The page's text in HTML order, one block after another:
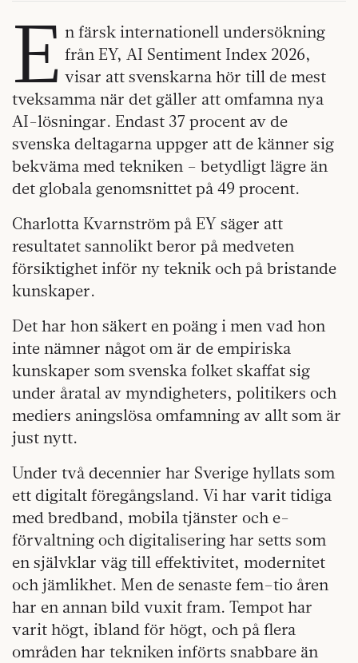
E n färsk internationell undersökning
från EY, AI Sentiment Index 2026,
visar att svenskarna hör till de mest
tveksamma när det gäller att omfamna nya
AI-lösningar. Endast 37 procent av de
svenska deltagarna uppger att de känner sig
bekväma med tekniken – betydligt lägre än
det globala genomsnittet på 49 procent.
Charlotta Kvarnström på EY säger att
resultatet sannolikt beror på medveten
försiktighet inför ny teknik och på bristande
kunskaper.
Det har hon säkert en poäng i men vad hon
inte nämner något om är de empiriska
kunskaper som svenska folket skaffat sig
under åratal av myndigheters, politikers och
mediers aningslösa omfamning av allt som är
just nytt.
Under två decennier har Sverige hyllats som
ett digitalt föregångsland. Vi har varit tidiga
med bredband, mobila tjänster och e-
förvaltning och digitalisering har setts som
en självklar väg till effektivitet, modernitet
och jämlikhet. Men de senaste fem–tio åren
har en annan bild vuxit fram. Tempot har
varit högt, ibland för högt, och på flera
områden har tekniken införts snabbare än